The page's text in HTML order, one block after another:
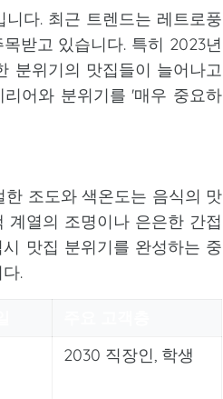
다. 최근 트렌드는 레트로풍
받고 있습니다. 특히 2023년
분위기의 맛집들이 늘어나고
어와 분위기를 '매우 중요하
조도와 색온도는 음식의 맛
계열의 조명이나 은은한 간접
맛집 분위기를 완성하는 중
.
2030 직장인, 학생